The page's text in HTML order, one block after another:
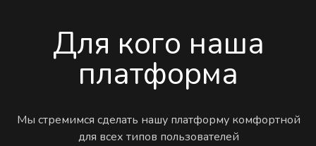
Для кого наша
платформа
Мы стремимся сделать нашу платформу комфортной
для всех типов пользователей